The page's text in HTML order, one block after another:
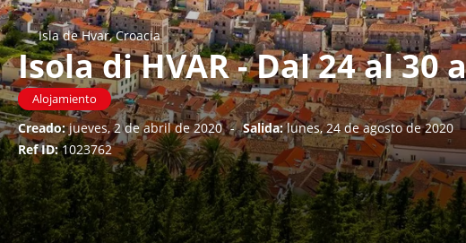
Isla de Hvar, Croacia
Isola di HVAR - Dal 24 al 30
Alojamiento
Creado:jueves, 2 de abril de 2020 - Salida:lunes, 24 de agosto de 2020
Ref ID:1023762